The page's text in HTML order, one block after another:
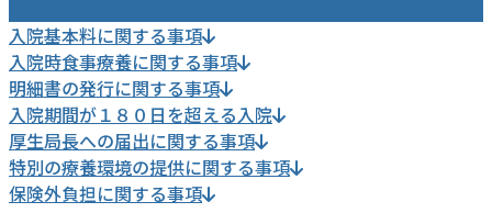
入院基本料に関する事項
入院時食事療養に関する事項
明細書の発行に関する事項
入院期間が１８０日を超える入院
厚生局長への届出に関する事項
特別の療養環境の提供に関する事項
保険外負担に関する事項